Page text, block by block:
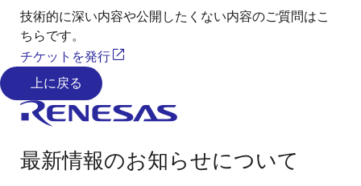
技術的に深い内容や公開したくない内容のご質問はこ
ちらです。
チケットを発行
上に戻る
最新情報のお知らせについて